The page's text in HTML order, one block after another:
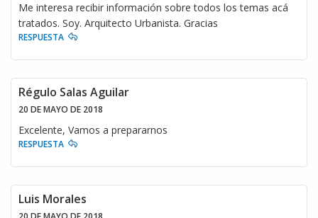
Me interesa recibir información sobre todos los temas acá
tratados. Soy. Arquitecto Urbanista. Gracias
RESPUESTA
Régulo Salas Aguilar
20 DE MAYO DE 2018
Excelente, Vamos a prepararnos
RESPUESTA
Luis Morales